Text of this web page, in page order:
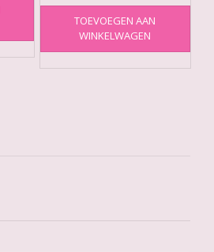
TOEVOEGEN AAN
WINKELWAGEN